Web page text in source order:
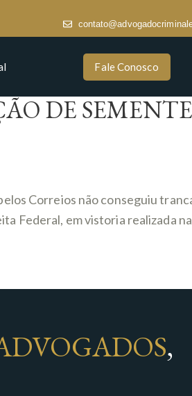
Fale Conosco
DE
Correios não conseguiu
Federal, em vistoria realizada
,